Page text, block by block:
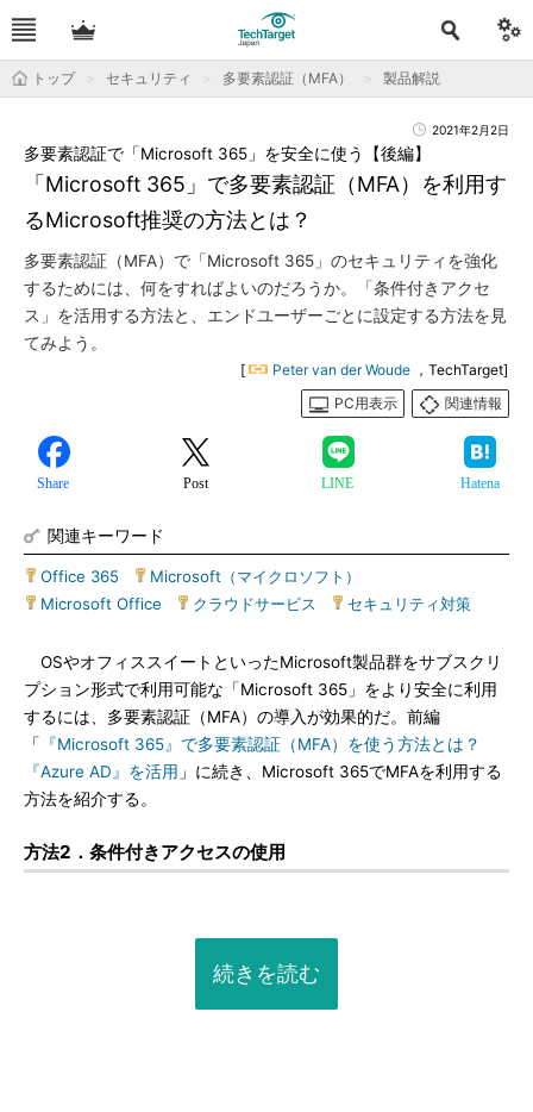
トップ セキュリティ 多要素認証（MFA） 製品解説
2021年2月2日
「Microsoft 365」で多要素認証（MFA）を利用す
るMicrosoft推奨の方法とは？
多要素認証で「Microsoft 365」を安全に使う【後編】
多要素認証（MFA）で「Microsoft 365」のセキュリティを強化
するためには、何をすればよいのだろうか。「条件付きアクセ
ス」を活用する方法と、エンドユーザーごとに設定する方法を見
てみよう。
[ Peter van der Woude ，TechTarget]
PC用表示
関連情報
Share Post LINE Hatena
関連キーワード
Office 365 Microsoft（マイクロソフト）
Microsoft Office
クラウドサービス セキュリティ対策
OSやオフィススイートといったMicrosoft製品群をサブスクリ
プション形式で利用可能な「Microsoft 365」をより安全に利用
するには、多要素認証（MFA）の導入が効果的だ。前編
「
『Microsoft 365』で多要素認証（MFA）を使う方法とは？
『Azure AD』を活用 」に続き、Microsoft 365でMFAを利用する
方法を紹介する。
方法2．条件付きアクセスの使用
続きを読む